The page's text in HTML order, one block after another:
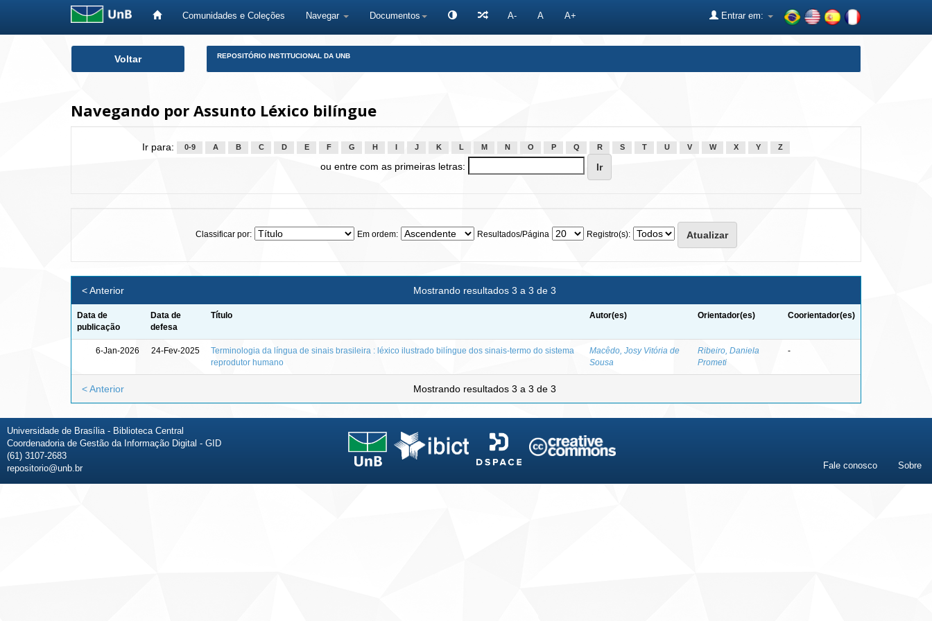
Comunidades e Coleções Navegar Documentos A- A A+ Entrar em:
Voltar REPOSITÓRIO INSTITUCIONAL DA UNB
Navegando por Assunto Léxico bilíngue
Ir para: 0-9 A B C D E F G H J K L M N O P Q R S T U V W X Y Z
ou entre com as primeiras letras:
Classificar por: Em ordem: Resultados/Página Registro(s):
Mostrando resultados 3 a 3 de 3
< Anterior
Data de
publicação
Data de
defesa
Título Autor(es) Orientador(es) Coorientador(es)
6-Jan-2026 24-Fev-2025
Terminologia da língua de sinais brasileira : léxico ilustrado bilíngue dos sinais-termo do sistema
reprodutor humano
Macêdo, Josy Vitória de
Sousa
Ribeiro, Daniela
Prometi
-
Mostrando resultados 3 a 3 de 3
< Anterior
Universidade de Brasília - Biblioteca Central
Coordenadoria de Gestão da Informação Digital - GID
(61) 3107-2683
repositorio@unb.br
Fale conosco Sobre